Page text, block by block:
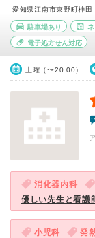
愛知県江南市東野町神田
駐車場あり
電子処方せん対応
土曜（〜20:00）
消化器内科
優しい先生と看護
小児科
発